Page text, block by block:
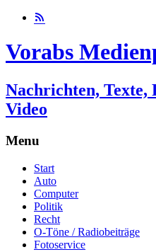
Vorabs
Nachrichten, Texte,
Video
Menu
Skip
content
Start
Auto
Computer
Politik
Recht
O-Töne / Radiobeiträge
Fotoservice